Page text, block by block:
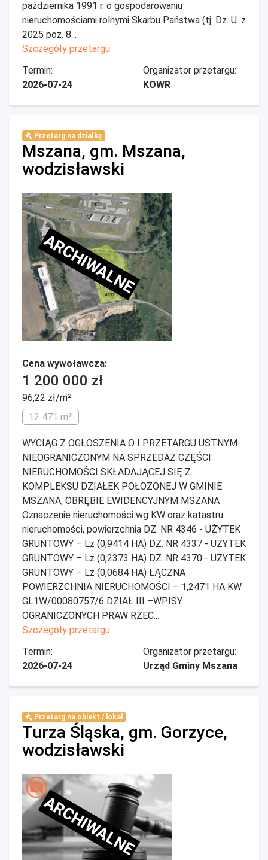
października 1991 r. o gospodarowaniu
nieruchomościami rolnymi Skarbu Państwa (tj. Dz. U. z
2025 poz. 8...
Szczegóły przetargu
Termin:
2026-07-24
Organizator przetargu:
KOWR
Przetarg na działkę
Mszana, gm. Mszana,
wodzisławski
ARCHIWALNE
Cena wywoławcza:
1 200 000 zł
96,22 zł/m²
12 471 m²
WYCIĄG Z OGŁOSZENIA O I PRZETARGU USTNYM
NIEOGRANICZONYM NA SPRZEDAŻ CZĘŚCI
NIERUCHOMOŚCI SKŁADAJĄCEJ SIĘ Z
KOMPLEKSU DZIAŁEK POŁOŻONEJ W GMINIE
MSZANA, OBRĘBIE EWIDENCYJNYM MSZANA
Oznaczenie nieruchomości wg KW oraz katastru
nieruchomości, powierzchnia DZ. NR 4346 - UŻYTEK
GRUNTOWY – Lz (0,9414 HA) DZ. NR 4337 - UŻYTEK
GRUNTOWY – Lz (0,2373 HA) DZ. NR 4370 - UŻYTEK
GRUNTOWY – Lz (0,0684 HA) ŁĄCZNA
POWIERZCHNIA NIERUCHOMOŚCI – 1,2471 HA KW
GL1W/00080757/6 DZIAŁ III –WPISY
OGRANICZONYCH PRAW RZEC...
Szczegóły przetargu
Termin:
2026-07-24
Organizator przetargu:
Urząd Gminy Mszana
Przetarg na obiekt / lokal
Turza Śląska, gm. Gorzyce,
wodzisławski
ARCHIWALNE